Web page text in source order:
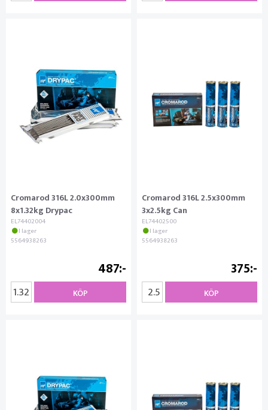
Cromarod 316L 2.0x300mm
8x1.32kg Drypac
EL74402004
I lager
5564938263
487
KÖP
Cromarod 316L 2.5x300mm
3x2.5kg Can
EL74402500
I lager
5564938263
375
KÖP